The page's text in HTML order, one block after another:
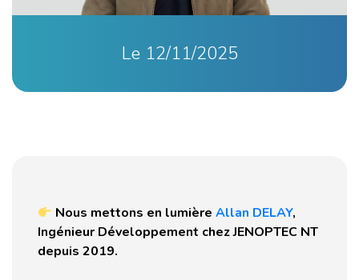
Le 12/11/2025
Nous mettons en lumièreAllan DELAY,
Ingénieur Développement chez JENOPTEC NT
depuis 2019.